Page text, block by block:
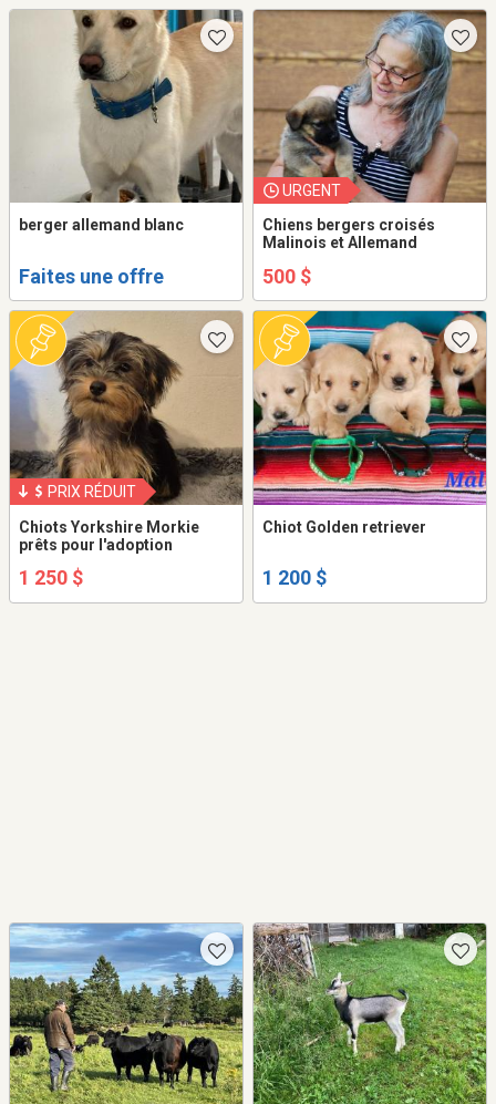
berger allemand blanc
Faites une offre
URGENT
Chiens bergers croisés
Malinois et Allemand
500 $
PRIX RÉDUIT
Chiots Yorkshire Morkie
prêts pour l'adoption
1 250 $
Chiot Golden retriever
1 200 $